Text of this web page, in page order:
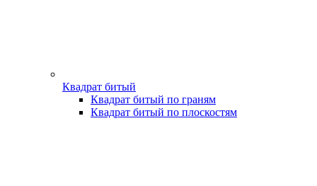
Квадрат битый
Квадрат битый по граням
Квадрат битый по плоскостям